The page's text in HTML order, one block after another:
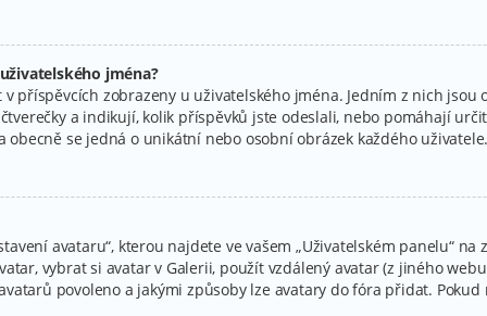
jména?
příspěvcích zobrazeny u uživatelského jména. Jedním z nich jsou
a indikují, kolik příspěvků jste odeslali, nebo pomáhají
obecně se jedná o unikátní nebo osobní obrázek každého
avataru“, kterou najdete ve vašem „Uživatelském panelu“ na
vybrat si avatar v Galerii, použít vzdálený avatar (z jiného
povoleno a jakými způsoby lze avatary do fóra přidat.